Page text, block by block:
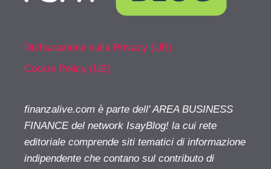
Dichiarazione sulla Privacy (UE)
Cookie Policy (UE)
finanzalive.com è parte dell' AREA BUSINESS
FINANCE del network IsayBlog! la cui rete
editoriale comprende siti tematici di informazione
indipendente che contano sul contributo di